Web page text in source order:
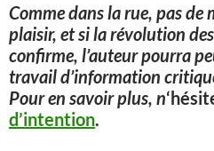
Comme dans la rue, pas de
plaisir, et si la révolution
confirme, l’auteur pourra
travail d’information
Pour en savoir plus, n
d’intention.